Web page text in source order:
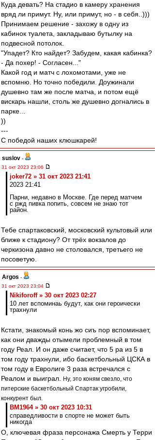
Куда девать? На стадио в камеру хранения
вряд ли примут. Ну, или примут, но - в себя..)))
Принимаем решение - захожу в одну из
кабинок туалета, закладываю бутылку на
подвесной потолок.
"Упадет? Кто найдет? Забудем, какая кабинка?
- Да похер! - Согласен..."
Какой год и матч с лохомотами, уже не
вспомню. Но точно победили. Доужинали
душевно там же после матча, и потом ещё
вискарь нашли, столь же душевно догнались в
парке...
))
---
С победой наших клюшкарей!
suslov -
31 окт 2023 23:06
joker72 » 31 окт 2023 21:41
2023 21:41
Парни, недавно в Москве. Где перед матчем
с ржд пивка попить, совсем не знаю тот
район.
Тебе спартаковский, московский культовый или
ближе к стадиону? От трёх вокзалов до
черкизона давно не столовался, третьего не
посоветую.
Argos -
31 окт 2023 23:04
Nikiforoff » 30 окт 2023 02:27
10 лет вспоминаь будут, как они героически
трахнули
Кстати, знакомый конь жо сиъ пор вспоминает,
как они дважды отымели проблемный в том
году Реал. И он даже считает, что 5 ра из 5 в
том году трахнули, ибо баскетбольный ЦСКА в
том году в Евролиге 3 раза встречался с
Реалом и выиграл.
Ну, это коням свезло, что
питерские баскетбольный Спартак угробили,
конкурент был.
BM1964 » 30 окт 2023 10:31
справедливости в спорте не может быть
никогда
О, ключевая фраза персонажа Смерть у Терри